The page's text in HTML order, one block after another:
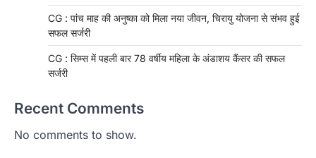
CG : पांच माह की अनुष्का को मिला नया जीवन, चिरायु योजना से संभव हुई
सफल सर्जरी
CG : सिम्स में पहली बार 78 वर्षीय महिला के अंडाशय कैंसर की सफल
सर्जरी
Recent Comments
No comments to show.